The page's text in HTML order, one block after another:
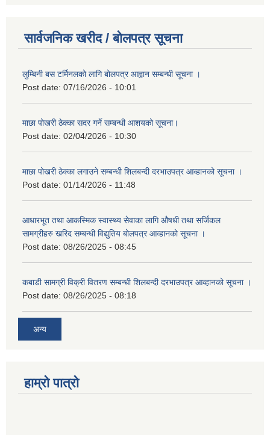
सार्वजनिक खरीद / बोलपत्र सूचना
लुम्बिनी बस टर्मिनलको लागि बोलपत्र आह्वान सम्बन्धी सूचना ।
Post date: 07/16/2026 - 10:01
माछा पोखरी ठेक्का सदर गर्ने सम्बन्धी आशयको सूचना।
Post date: 02/04/2026 - 10:30
माछा पोखरी ठेक्का लगाउने सम्बन्धी शिलबन्दी दरभाउपत्र आव्हानको सूचना ।
Post date: 01/14/2026 - 11:48
आधारभूत तथा आकस्मिक स्वास्थ्य सेवाका लागि औषधी तथा सर्जिकल
सामग्रीहरु खरिद सम्बन्धी विद्युतिय बोलपत्र आव्हानको सूचना ।
Post date: 08/26/2025 - 08:45
कबाडी सामग्री विक्री वितरण सम्बन्धी शिलबन्दी दरभाउपत्र आव्हानको सूचना ।
Post date: 08/26/2025 - 08:18
अन्य
हाम्रो पात्रो